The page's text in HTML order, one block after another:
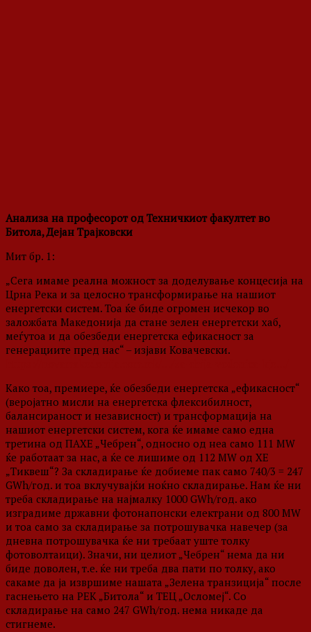
Анализа на професорот од Техничкиот факултет во
Битола, Дејан Трајковски
Мит бр. 1:
„Сега имаме реална можност за доделување концесија на
Црна Река и за целосно трансформирање на нашиот
енергетски систем. Тоа ќе биде огромен исчекор во
заложбата Македонија да стане зелен енергетски хаб,
меѓутоа и да обезбеди енергетска ефикасност за
генерациите пред нас“ – изјави Ковачевски.
Како тоа, премиере, ќе обезбеди енергетска „ефикасност“
(веројатно мисли на енергетска флексибилност,
балансираност и независност) и трансформација на
нашиот енергетски систем, кога ќе имаме само една
третина од ПАХЕ „Чебрен“, односно од неа само 111 MW
ќе работаат за нас, а ќе се лишиме од 112 MW од ХЕ
„Тиквеш“? За складирање ќе добиеме пак само 740/3 = 247
GWh/год. и тоа вклучувајќи ноќно складирање. Нам ќе ни
треба складирање на најмалку 1000 GWh/год. ако
изградиме државни фотонапонски електрани од 800 MW
и тоа само за складирање за потрошувачка навечер (за
дневна потрошувачка ќе ни требаат уште толку
фотоволтаици). Значи, ни целиот „Чебрен“ нема да ни
биде доволен, т.е. ќе ни треба два пати по толку, ако
сакаме да ја извршиме нашата „Зелена транзиција“ после
гаснењето на РЕК „Битола“ и ТЕЦ „Осломеј“. Со
складирање на само 247 GWh/год. нема никаде да
стигнеме.